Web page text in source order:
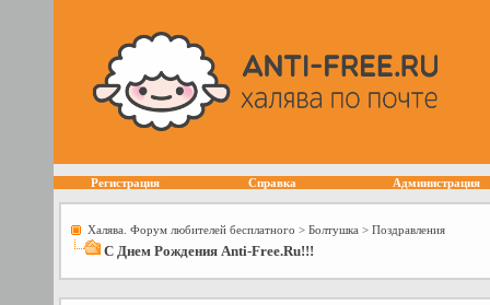
Регистрация Справка Администрация
Халява. Форум любителей бесплатного > Болтушка > Поздравления
С Днем Рождения Anti-Free.Ru!!!